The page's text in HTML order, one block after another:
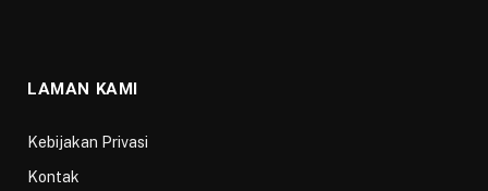
LAMAN KAMI
Kebijakan Privasi
Kontak